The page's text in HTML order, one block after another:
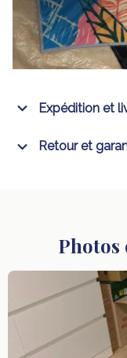
Expédition et
Retour et
Photos